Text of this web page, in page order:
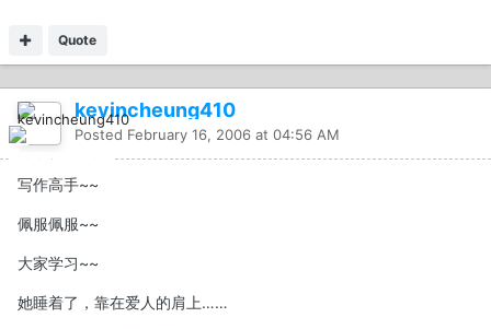
Quote
kevincheung410
Posted February 16, 2006 at 04:56 AM
写作高手~~
佩服佩服~~
大家学习~~
她睡着了，靠在爱人的肩上……